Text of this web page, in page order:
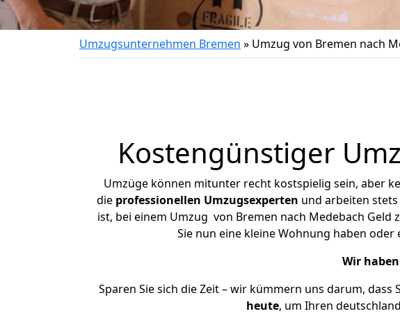
Umzugsunternehmen Bremen » Umzug von Bremen nach
Kostengünstiger
Umzüge können mitunter recht kostspielig sein, aber
die professionellen Umzugsexperten und arbeiten
ist, bei einem Umzug von Bremen nach Medebach Geld
Sie nun eine kleine Wohnung haben
Wir
Sparen Sie sich die Zeit – wir kümmern uns darum, dass
heute, um Ihren